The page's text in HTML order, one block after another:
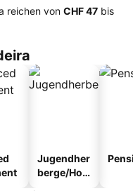
reichen von ‎CHF 47 bis
Jugendher
berge/Hos